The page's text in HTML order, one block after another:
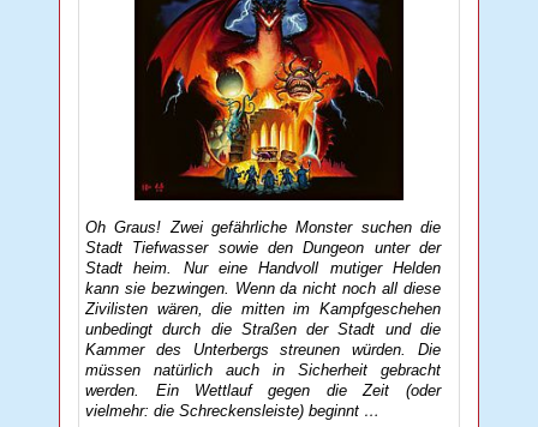
Oh Graus! Zwei gefährliche Monster suchen die
Stadt Tiefwasser sowie den Dungeon unter der
Stadt heim. Nur eine Handvoll mutiger Helden
kann sie bezwingen. Wenn da nicht noch all diese
Zivilisten wären, die mitten im Kampfgeschehen
unbedingt durch die Straßen der Stadt und die
Kammer des Unterbergs streunen würden. Die
müssen natürlich auch in Sicherheit gebracht
werden. Ein Wettlauf gegen die Zeit (oder
vielmehr: die Schreckensleiste) beginnt …